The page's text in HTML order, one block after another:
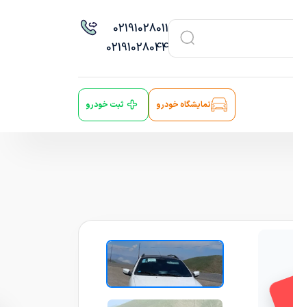
02191028011
02191028044
نمایشگاه خودرو ثبت خودرو